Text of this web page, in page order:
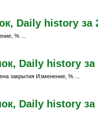
Daily history за
% ...
Daily history за
закрытия Изменение, % ...
Daily history за